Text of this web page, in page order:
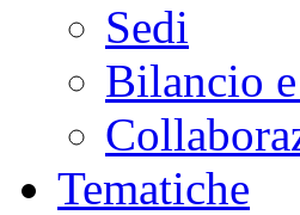
Sedi
Bilancio
Tematiche